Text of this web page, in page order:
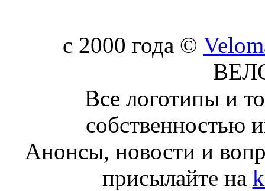
c 2000 года ©
Все логотипы и
собственностью
Анонсы, новости и
присылайте на